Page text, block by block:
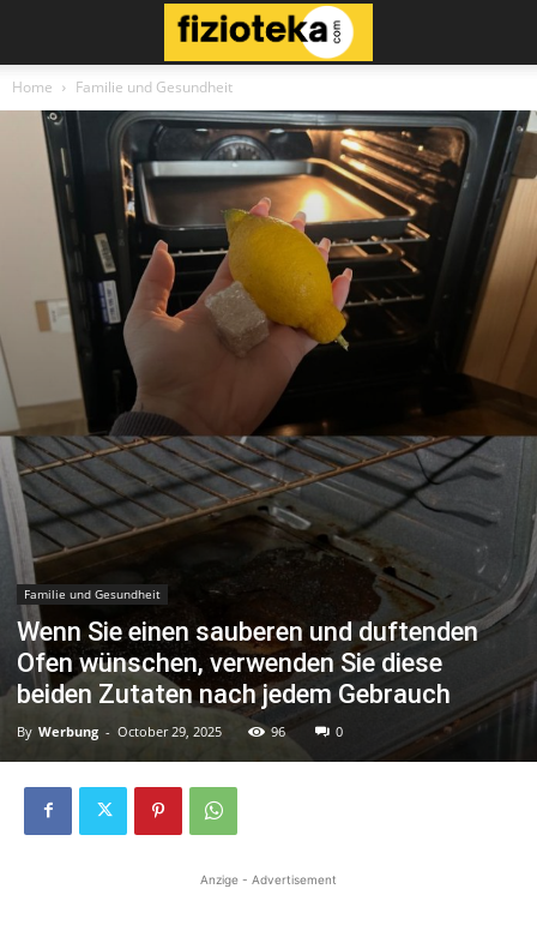
Home Familie und Gesundheit
Familie und Gesundheit
Wenn Sie einen sauberen und duftenden
Ofen wünschen, verwenden Sie diese
beiden Zutaten nach jedem Gebrauch
By Werbung - October 29, 2025 96 0
Anzige - Advertisement